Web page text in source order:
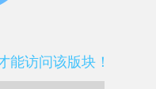
能访问该版块！